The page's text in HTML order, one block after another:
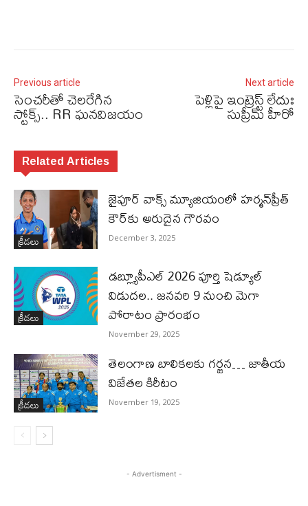
Previous article
సెంచరీతో చెలరేగిన
స్టోక్స్‌.. RR ఘనవిజయం
Next article
పెళ్లిపై ఇంట్రెస్ట్ లేదుః
సుప్రీమ్‌ హీరో
Related Articles
క్రీడలు
జైపూర్ వాక్స్ మ్యూజియంలో హర్మన్‌ప్రీత్
కౌర్‌కు అరుదైన గౌరవం
December 3, 2025
క్రీడలు
డబ్ల్యూపీఎల్ 2026 పూర్తి షెడ్యూల్
విడుదల.. జనవరి 9 నుంచి మెగా
పోరాటం ప్రారంభం
November 29, 2025
క్రీడలు
తెలంగాణ బాలికలకు గర్జన… జాతీయ
విజేతల కిరీటం
November 19, 2025
- Advertisment -